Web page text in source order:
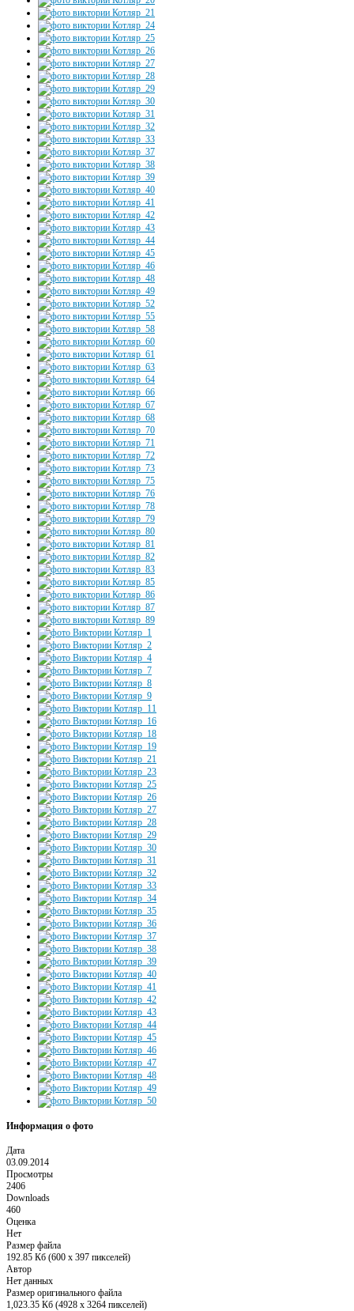
Информация о фото
Дата
03.09.2014
Просмотры
2406
Downloads
460
Оценка
Нет
Размер файла
192.85 Кб (600 x 397 пикселей)
Автор
Нет данных
Размер оригинального файла
1,023.35 Кб (4928 x 3264 пикселей)